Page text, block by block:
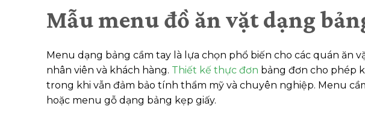
Mẫu menu đồ ăn vặt dạng
Menu dạng bảng cầm tay là lựa chọn phổ biến cho các quán ăn
nhân viên và khách hàng. Thiết kế thực đơn bảng đơn cho phép
trong khi vẫn đảm bảo tính thẩm mỹ và chuyên nghiệp. Menu
hoặc menu gỗ dạng bảng kẹp giấy.